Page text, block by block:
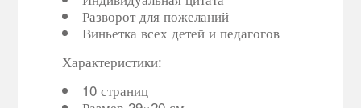
Разворот для пожеланий
Виньетка всех детей и педагогов
Характеристики:
10 страниц